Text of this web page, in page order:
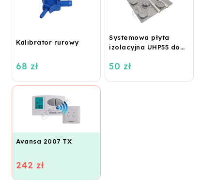
Kalibrator rurowy
68 zł
Systemowa płyta
izolacyjna UHP55 do
podłogowego
50 zł
Avansa 2007 TX
242 zł